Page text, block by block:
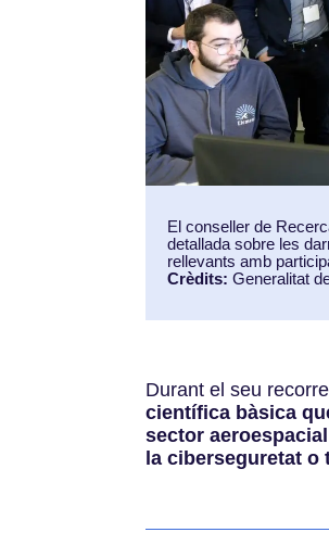
El conseller de
detallada sobre les
rellevants amb
Crèdits: Generalitat
Durant el seu
científica bàsica
sector
la ciberseguretat o